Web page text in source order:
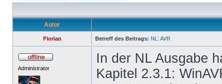
Autor
Florian Betreff des Beitrags: NL: AVR
Administrator
In der NL Ausgabe
Kapitel 2.3.1: